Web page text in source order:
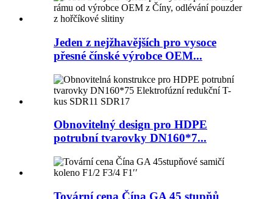
Jeden z nejžhavějších pro vysoce
přesné čínské výrobce OEM...
Obnovitelný design pro HDPE
potrubní tvarovky DN160*7...
Tovární cena Čína GA 45 stupňů